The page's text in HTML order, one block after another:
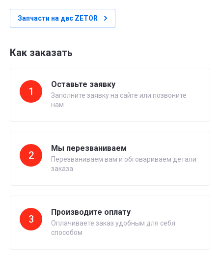
Запчасти на двс ZETOR
Как заказать
1
Оставьте заявку
Заполните заявку на сайте или позвоните
нам
2
Мы перезваниваем
Перезваниваем вам и обговариваем детали
заказа
3
Производите оплату
Оплачиваете заказ удобным для себя
способом